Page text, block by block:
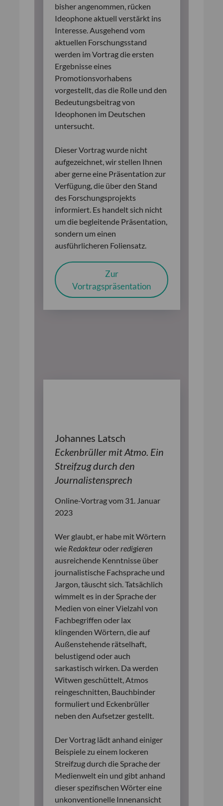
bisher angenommen, rücken
Ideophone aktuell verstärkt ins
Interesse. Ausgehend vom
aktuellen Forschungsstand
werden im Vortrag die ersten
Ergebnisse eines
Promotionsvorhabens
vorgestellt, das die Rolle und den
Bedeutungsbeitrag von
Ideophonen im Deutschen
untersucht.
Dieser Vortrag wurde nicht
aufgezeichnet, wir stellen Ihnen
aber gerne eine Präsentation zur
Verfügung, die über den Stand
des Forschungsprojekts
informiert. Es handelt sich nicht
um die begleitende Präsentation,
sondern um einen
ausführlicheren Foliensatz.
Zur
Vortragspräsentation
Johannes Latsch
Eckenbrüller mit Atmo. Ein
Streifzug durch den
Journalistensprech
Online-Vortrag vom 31. Januar
2023
Wer glaubt, er habe mit Wörtern
wie Redakteuroderredigieren
ausreichende Kenntnisse über
journalistische Fachsprache und
Jargon, täuscht sich. Tatsächlich
wimmelt es in der Sprache der
Medien von einer Vielzahl von
Fachbegriffen oder lax
klingenden Wörtern, die auf
Außenstehende rätselhaft,
belustigend oder auch
sarkastisch wirken. Da werden
Witwen geschüttelt, Atmos
reingeschnitten, Bauchbinder
formuliert und Eckenbrüller
neben den Aufsetzer gestellt.
Der Vortrag lädt anhand einiger
Beispiele zu einem lockeren
Streifzug durch die Sprache der
Medienwelt ein und gibt anhand
dieser spezifischen Wörter eine
unkonventionelle Innenansicht